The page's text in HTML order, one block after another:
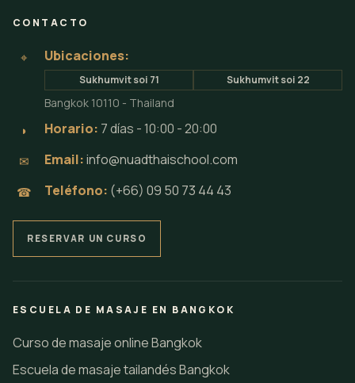
CONTACTO
⌖ Ubicaciones:
Sukhumvit soi 71 Sukhumvit soi 22
Bangkok 10110 - Thailand
◗ Horario: 7 días - 10:00 - 20:00
✉ Email:info@nuadthaischool.com
☎ Teléfono: (+66) 09 50 73 44 43
RESERVAR UN CURSO
ESCUELA DE MASAJE EN BANGKOK
Curso de masaje online Bangkok
Escuela de masaje tailandés Bangkok